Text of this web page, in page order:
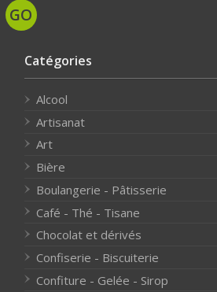
Catégories
Alcool
Artisanat
Art
Bière
Boulangerie - Pâtisserie
Café - Thé - Tisane
Chocolat et dérivés
Confiserie - Biscuiterie
Confiture - Gelée - Sirop